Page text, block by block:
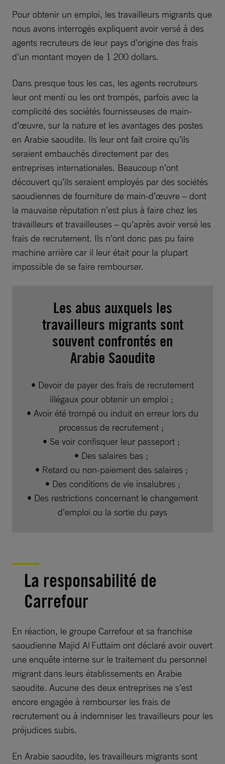
Pour obtenir un emploi, les travailleurs migrants que
nous avons interrogés expliquent avoir versé à des
agents recruteurs de leur pays d’origine des frais
d’un montant moyen de 1 200 dollars.
Dans presque tous les cas, les agents recruteurs
leur ont menti ou les ont trompés, parfois avec la
complicité des sociétés fournisseuses de main-
d’œuvre, sur la nature et les avantages des postes
en Arabie saoudite. Ils leur ont fait croire qu’ils
seraient embauchés directement par des
entreprises internationales. Beaucoup n’ont
découvert qu’ils seraient employés par des sociétés
saoudiennes de fourniture de main-d’œuvre – dont
la mauvaise réputation n’est plus à faire chez les
travailleurs et travailleuses – qu’après avoir versé les
frais de recrutement. Ils n’ont donc pas pu faire
machine arrière car il leur était pour la plupart
impossible de se faire rembourser.
Les abus auxquels les
travailleurs migrants sont
souvent confrontés en
Arabie Saoudite
• Devoir de payer des frais de recrutement
illégaux pour obtenir un emploi ;
• Avoir été trompé ou induit en erreur lors du
processus de recrutement ;
• Se voir confisquer leur passeport ;
• Des salaires bas ;
• Retard ou non-paiement des salaires ;
• Des conditions de vie insalubres ;
• Des restrictions concernant le changement
d’emploi ou la sortie du pays
La responsabilité de
Carrefour
En réaction, le groupe Carrefour et sa franchise
saoudienne Majid Al Futtaim ont déclaré avoir ouvert
une enquête interne sur le traitement du personnel
migrant dans leurs établissements en Arabie
saoudite. Aucune des deux entreprises ne s’est
encore engagée à rembourser les frais de
recrutement ou à indemniser les travailleurs pour les
préjudices subis.
En Arabie saoudite, les travailleurs migrants sont